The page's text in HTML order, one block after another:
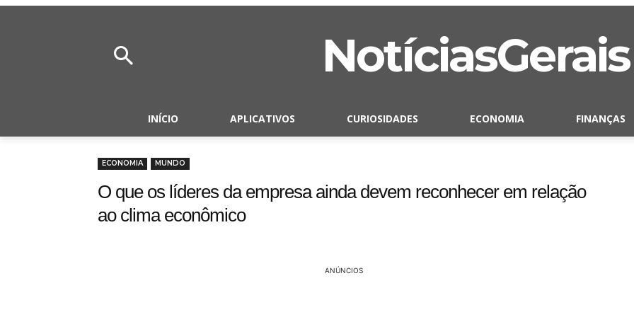
NotíciasGerais
INÍCIO APLICATIVOS CURIOSIDADES ECONOMIA FINANÇAS
ECONOMIA MUNDO
O que os líderes da empresa ainda devem reconhecer em relação
ao clima econômico
ANÚNCIOS